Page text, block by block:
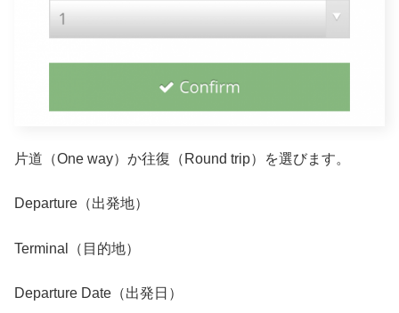
片道（One way）か往復（Round trip）を選びます。
Departure（出発地）
Terminal（目的地）
Departure Date（出発日）